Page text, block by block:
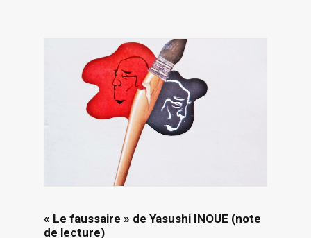
« Le faussaire » de Yasushi INOUE (note
de lecture)